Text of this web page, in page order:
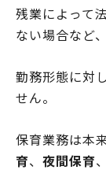
残業によって
ない場合など、
勤務形態に対
せん。
保育業務は本
育、 夜間保育、